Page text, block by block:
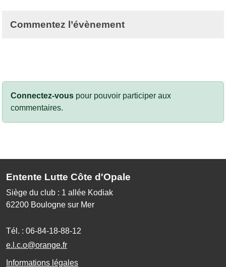
Commentez l’évènement
Connectez-vous pour pouvoir participer aux
commentaires.
Entente Lutte Côte d'Opale
Siège du club : 1 allée Kodiak
62200 Boulogne sur Mer
Tél. : 06-84-18-88-12
e.l.c.o@orange.fr
Informations légales